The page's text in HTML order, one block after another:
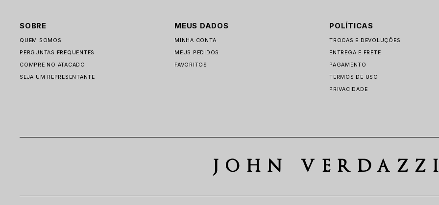
SOBRE
QUEM SOMOS
PERGUNTAS FREQUENTES
COMPRE NO ATACADO
SEJA UM REPRESENTANTE
MEUS DADOS
MINHA CONTA
MEUS PEDIDOS
FAVORITOS
POLÍTICAS
TROCAS E DEVOLUÇÕES
ENTREGA E FRETE
PAGAMENTO
TERMOS DE USO
PRIVACIDADE
JOHN VERDAZZI